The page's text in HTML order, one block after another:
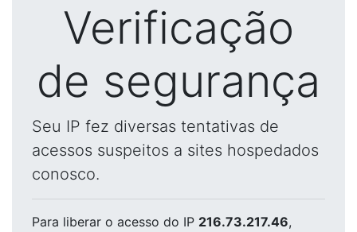
Verificação
de segurança
Seu IP fez diversas tentativas de
acessos suspeitos a sites hospedados
conosco.
Para liberar o acesso do IP 216.73.217.46,